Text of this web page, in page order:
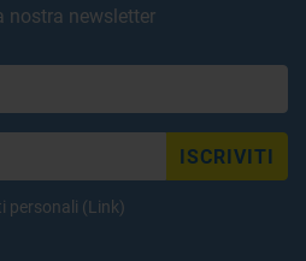
nostra newsletter
ISCRIVITI
personali (Link)